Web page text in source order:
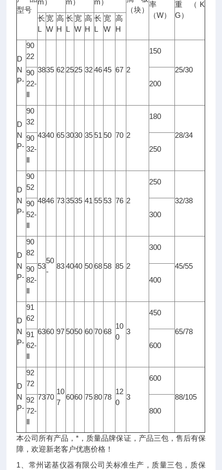
型号
m ） m ） m ）
（块）
率
（W）
重 （ K
G）
长
L
宽
W
高
H
长
L
宽
W
高
H
长
L
宽
W
高
H
D
N
P-
90
22
3835 62 2525 32 46 45 67 2
150
25/30
90
22-
200
D
N
P-
90
32
4340 65 3030 35 51 50 70 2
180
28/34
90
32-
250
D
N
P-
90
52
4846 73 3535 41 55 53 76 2
250
32/38
90
52-
300
D
N
P-
90
82
53
50
-
83 4040 50 68 58 85 2
300
45/55
90
82-
400
D
N
P-
91
62
6360 97 5050 60 70 68
10
0
3
450
65/78
91
62-
600
D
N
P-
92
72
7370
10
7
6060 75 80 78
12
0
3
600
88/105
92
72-
800
本公司所有产品，*，质量品牌保证，产品三包，售后有保
障，欢迎新老客户优惠价格！
1、常州诺基仪器有限公司关标准生产，质量三包，质保